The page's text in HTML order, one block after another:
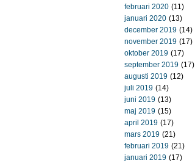
februari 2020 (11)
januari 2020 (13)
december 2019 (14)
november 2019 (17)
oktober 2019 (17)
september 2019 (17)
augusti 2019 (12)
juli 2019 (14)
juni 2019 (13)
maj 2019 (15)
april 2019 (17)
mars 2019 (21)
februari 2019 (21)
januari 2019 (17)